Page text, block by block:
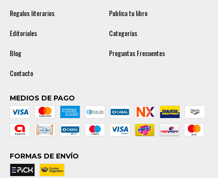
Regalos literarios
Publica tu libro
Editoriales
Categorías
Blog
Preguntas Frecuentes
Contacto
MEDIOS DE PAGO
FORMAS DE ENVÍO